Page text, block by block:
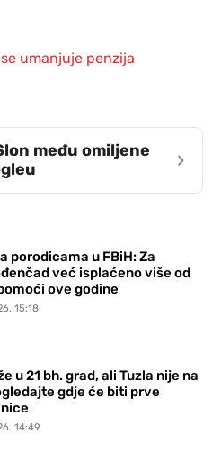
umanjuje penzija
među omiljene
›
porodicama u FBiH: Za
već isplaćeno više od
ove godine
15:18
u 21 bh. grad, ali Tuzla nije na
gdje će biti prve
14:49